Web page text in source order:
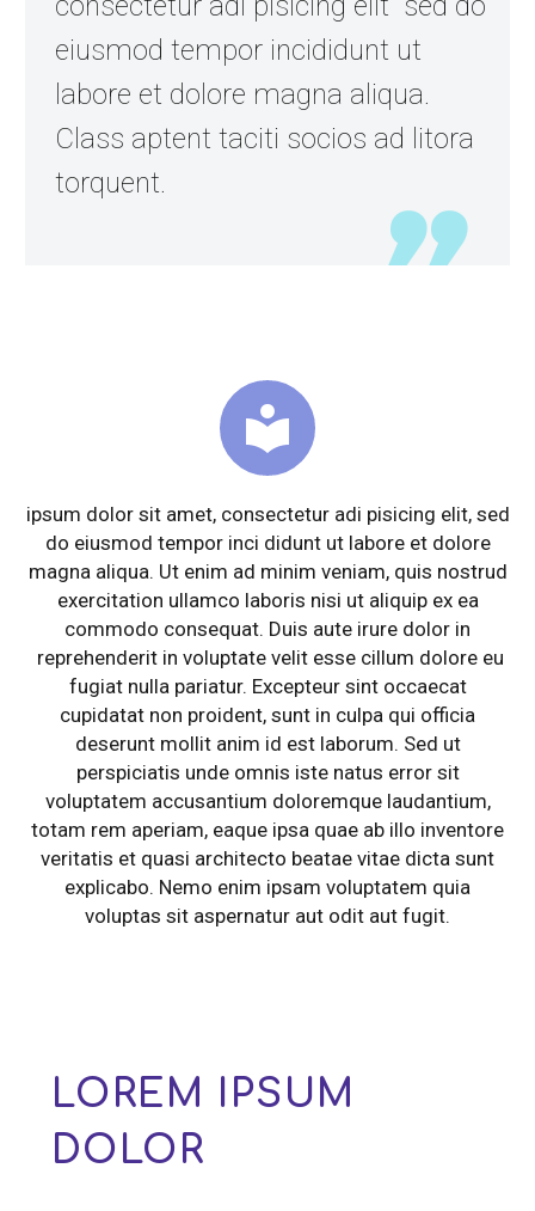
eiusmod tempor incididunt ut
labore et dolore magna aliqua.
Class aptent taciti socios ad litora
torquent.


ipsum dolor sit amet, consectetur adi pisicing elit, sed
do eiusmod tempor inci didunt ut labore et dolore
magna aliqua. Ut enim ad minim veniam, quis nostrud
exercitation ullamco laboris nisi ut aliquip ex ea
commodo consequat. Duis aute irure dolor in
reprehenderit in voluptate velit esse cillum dolore eu
fugiat nulla pariatur. Excepteur sint occaecat
cupidatat non proident, sunt in culpa qui officia
deserunt mollit anim id est laborum. Sed ut
perspiciatis unde omnis iste natus error sit
voluptatem accusantium doloremque laudantium,
totam rem aperiam, eaque ipsa quae ab illo inventore
veritatis et quasi architecto beatae vitae dicta sunt
explicabo. Nemo enim ipsam voluptatem quia
voluptas sit aspernatur aut odit aut fugit.
LOREM IPSUM
DOLOR